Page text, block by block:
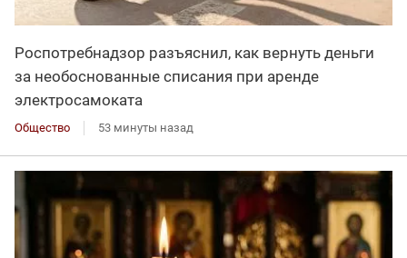
Роспотребнадзор разъяснил, как вернуть деньги
за необоснованные списания при аренде
электросамоката
Общество 53 минуты назад